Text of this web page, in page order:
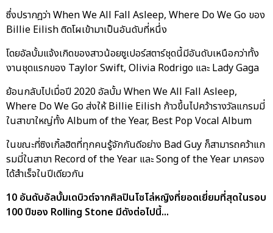
ซึ่งปรากฎว่า When We All Fall Asleep, Where Do We Go ของ
Billie Eilish ติดโผเข้ามาเป็นอันดับที่หนึ่ง
โดยอัลบั้มแจ้งเกิดของสาวน้อยซูเปอร์สตาร์ชุดนี้มีอันดับเหนือกว่าทั้ง
งานชุดแรกของ Taylor Swift, Olivia Rodrigo และ Lady Gaga
ย้อนกลับไปเมื่อปี 2020 อัลบั้ม When We All Fall Asleep,
Where Do We Go ส่งให้ Billie Eilish ก้าวขึ้นไปคว้ารางวัลแกรมมี่
ในสาขาใหญ่ทั้ง Album of the Year, Best Pop Vocal Album
ในขณะที่ซิงเกิ้ลฮิตที่ทุกคนรู้จักกันดีอย่าง Bad Guy ก็สามารถคว้าแก
รมมี่ในสาขา Record of the Year และ Song of the Year มาครอง
ได้สำเร็จในปีเดียวกัน
10 อันดับอัลบั้มเดบิวต์จากศิลปินโซโล่หญิงที่ยอดเยี่ยมที่สุดในรอบ
100 ปีของ Rolling Stone มีดังต่อไปนี้...